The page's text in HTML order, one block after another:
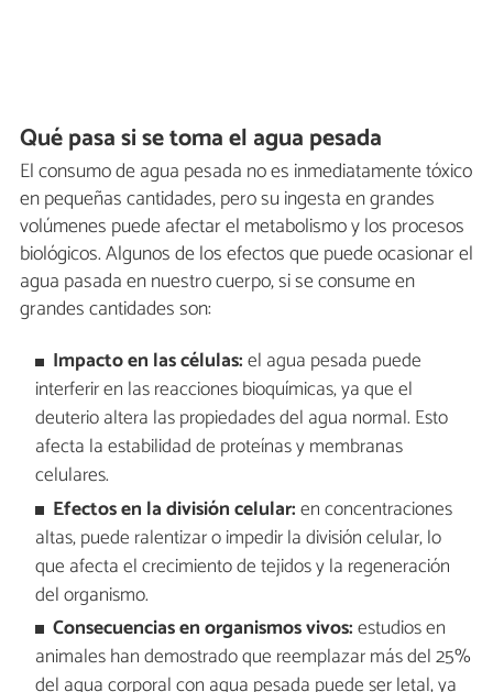
Qué pasa si se toma el agua pesada
El consumo de agua pesada no es inmediatamente tóxico
en pequeñas cantidades, pero su ingesta en grandes
volúmenes puede afectar el metabolismo y los procesos
biológicos. Algunos de los efectos que puede ocasionar el
agua pasada en nuestro cuerpo, si se consume en
grandes cantidades son:
Impacto en las células:el agua pesada puede
interferir en las reacciones bioquímicas, ya que el
deuterio altera las propiedades del agua normal. Esto
afecta la estabilidad de proteínas y membranas
celulares.
Efectos en la división celular:en concentraciones
altas, puede ralentizar o impedir la división celular, lo
que afecta el crecimiento de tejidos y la regeneración
del organismo.
Consecuencias en organismos vivos:estudios en
animales han demostrado que reemplazar más del 25%